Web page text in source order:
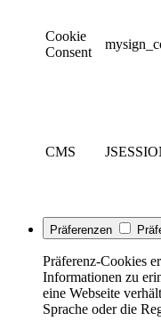
Cookie
Consent
CMS
Präferenzen
Präferenz-Cookies
Informationen zu
eine Webseite
Sprache oder die